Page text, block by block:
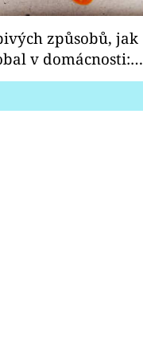
způsobů, jak
v domácnosti:
a vydrhne